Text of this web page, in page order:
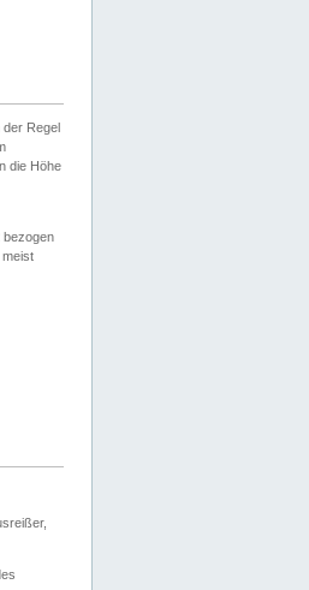
der Regel
die Höhe
bezogen
meist